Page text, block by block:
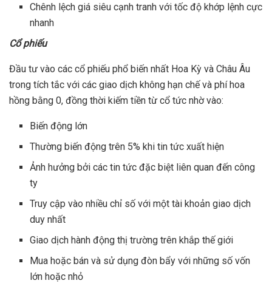
Chênh lệch giá siêu cạnh tranh với tốc độ khớp lệnh cực
nhanh
Cổ phiếu
Đầu tư vào các cổ phiếu phổ biến nhất Hoa Kỳ và Châu Âu
trong tích tắc với các giao dịch không hạn chế và phí hoa
hồng bằng 0, đồng thời kiếm tiền từ cổ tức nhờ vào:
Biến động lớn
Thường biến động trên 5% khi tin tức xuất hiện
Ảnh hưởng bởi các tin tức đặc biệt liên quan đến công
ty
Truy cập vào nhiều chỉ số với một tài khoản giao dịch
duy nhất
Giao dịch hành động thị trường trên khắp thế giới
Mua hoặc bán và sử dụng đòn bẩy với những số vốn
lớn hoặc nhỏ